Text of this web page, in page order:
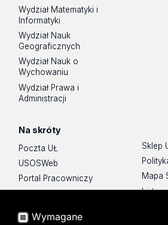
Wydział Matematyki i
Informatyki
Wydział Nauk
Geograficznych
Wydział Nauk o
Wychowaniu
Wydział Prawa i
Administracji
Na skróty
Poczta UŁ
USOSWeb
Portal Pracowniczy
Baza Aktów Własnych
Moodle
Sklep
Mapa
Lista
Wymagane